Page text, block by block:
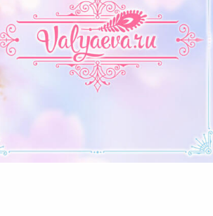
Недооцениваем?